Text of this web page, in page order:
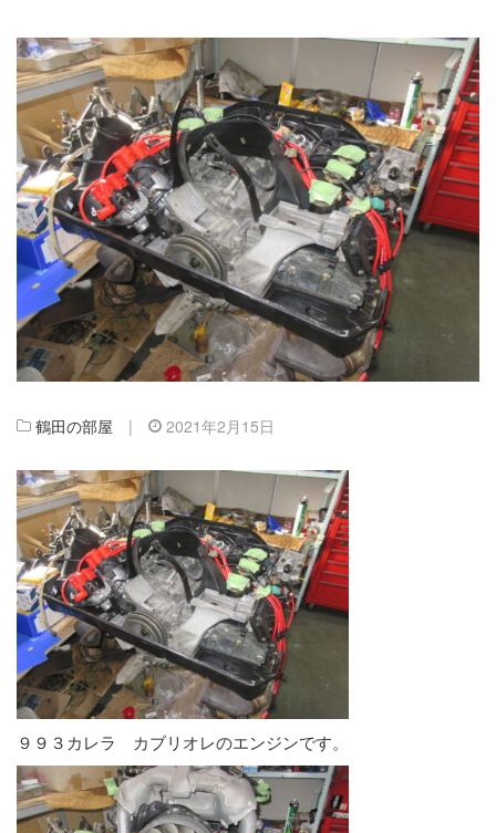
鶴田の部屋 | 2021年2月15日
９９３カレラ カブリオレのエンジンです。